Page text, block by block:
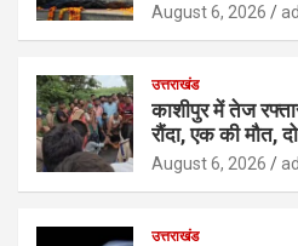
August 6, 2026
उत्तराखंड
काशीपुर में तेज
रौंदा, एक की मौत,
August 6, 2026
उत्तराखंड